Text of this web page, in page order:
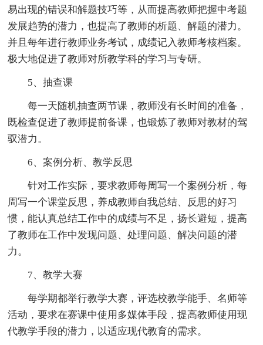
易出现的错误和解题技巧等，从而提高教师把握中考题
发展趋势的潜力，也提高了教师的析题、解题的潜力。
并且每年进行教师业务考试，成绩记入教师考核档案。
极大地促进了教师对所教学科的学习与专研。
5、抽查课
每一天随机抽查两节课，教师没有长时间的准备，
既检查促进了教师提前备课，也锻炼了教师对教材的驾
驭潜力。
6、案例分析、教学反思
针对工作实际，要求教师每周写一个案例分析，每
周写一个课堂反思，养成教师自我总结、反思的好习
惯，能认真总结工作中的成绩与不足，扬长避短，提高
了教师在工作中发现问题、处理问题、解决问题的潜
力。
7、教学大赛
每学期都举行教学大赛，评选校教学能手、名师等
活动，要求在赛课中使用多媒体手段，提高教师使用现
代教学手段的潜力，以适应现代教育的需求。